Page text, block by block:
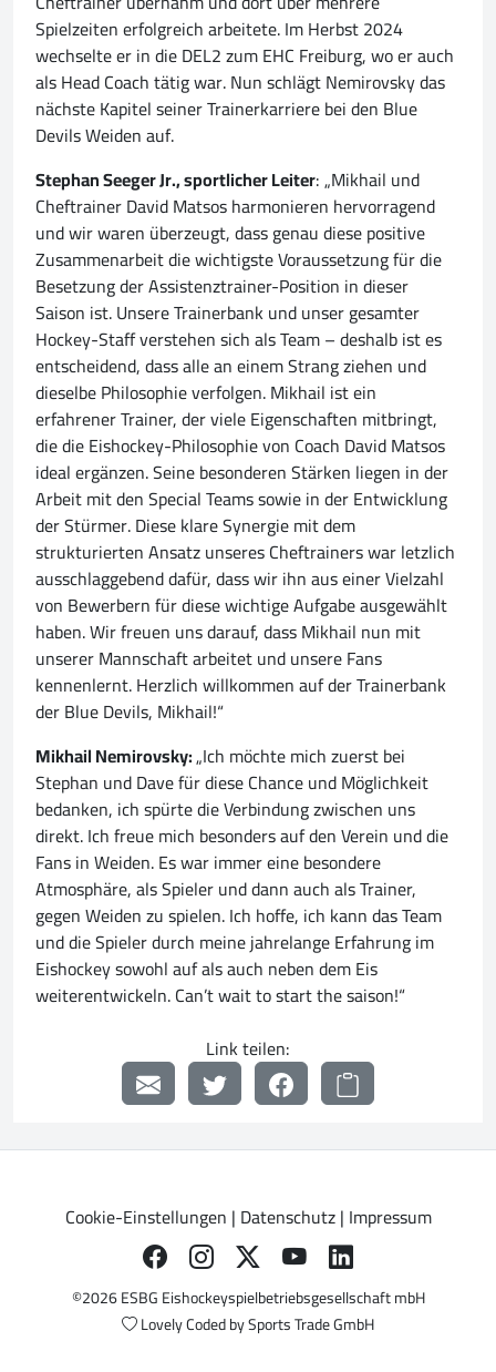
Spielzeiten erfolgreich arbeitete. Im Herbst 2024
wechselte er in die DEL2 zum EHC Freiburg, wo er auch
als Head Coach tätig war. Nun schlägt Nemirovsky das
nächste Kapitel seiner Trainerkarriere bei den Blue
Devils Weiden auf.
Stephan Seeger Jr., sportlicher Leiter: „Mikhail und
Cheftrainer David Matsos harmonieren hervorragend
und wir waren überzeugt, dass genau diese positive
Zusammenarbeit die wichtigste Voraussetzung für die
Besetzung der Assistenztrainer-Position in dieser
Saison ist. Unsere Trainerbank und unser gesamter
Hockey-Staff verstehen sich als Team – deshalb ist es
entscheidend, dass alle an einem Strang ziehen und
dieselbe Philosophie verfolgen. Mikhail ist ein
erfahrener Trainer, der viele Eigenschaften mitbringt,
die die Eishockey-Philosophie von Coach David Matsos
ideal ergänzen. Seine besonderen Stärken liegen in der
Arbeit mit den Special Teams sowie in der Entwicklung
der Stürmer. Diese klare Synergie mit dem
strukturierten Ansatz unseres Cheftrainers war letzlich
ausschlaggebend dafür, dass wir ihn aus einer Vielzahl
von Bewerbern für diese wichtige Aufgabe ausgewählt
haben. Wir freuen uns darauf, dass Mikhail nun mit
unserer Mannschaft arbeitet und unsere Fans
kennenlernt. Herzlich willkommen auf der Trainerbank
der Blue Devils, Mikhail!“
Mikhail Nemirovsky:„Ich möchte mich zuerst bei
Stephan und Dave für diese Chance und Möglichkeit
bedanken, ich spürte die Verbindung zwischen uns
direkt. Ich freue mich besonders auf den Verein und die
Fans in Weiden. Es war immer eine besondere
Atmosphäre, als Spieler und dann auch als Trainer,
gegen Weiden zu spielen. Ich hoffe, ich kann das Team
und die Spieler durch meine jahrelange Erfahrung im
Eishockey sowohl auf als auch neben dem Eis
weiterentwickeln. Can’t wait to start the saison!“
Link teilen:
Cookie-Einstellungen | Datenschutz| Impressum
©2026 ESBG Eishockeyspielbetriebsgesellschaft mbH
Lovely Coded bySports Trade GmbH